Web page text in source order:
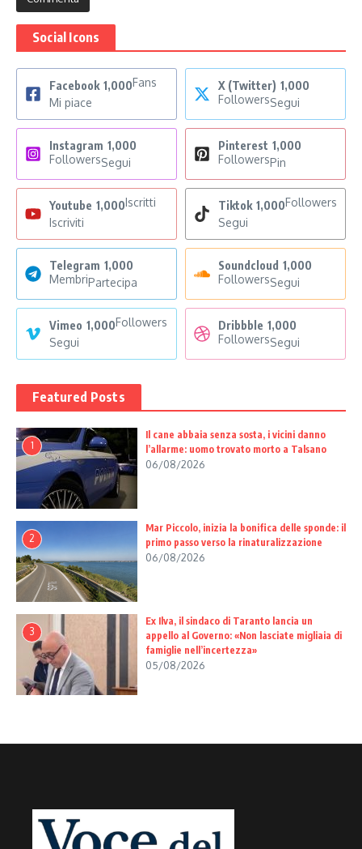
Social Icons
Facebook 1,000Fans
Mi piace
X (Twitter) 1,000
FollowersSegui
Instagram 1,000
FollowersSegui
Pinterest 1,000
FollowersPin
Youtube 1,000Iscritti
Iscriviti
Tiktok 1,000Followers
Segui
Telegram 1,000
MembriPartecipa
Soundcloud 1,000
FollowersSegui
Vimeo 1,000Followers
Segui
Dribbble 1,000
FollowersSegui
Featured Posts
1
Il cane abbaia senza sosta, i vicini danno
l’allarme: uomo trovato morto a Talsano
06/08/2026
2
Mar Piccolo, inizia la bonifica delle sponde: il
primo passo verso la rinaturalizzazione
06/08/2026
3
Ex Ilva, il sindaco di Taranto lancia un
appello al Governo: «Non lasciate migliaia di
famiglie nell’incertezza»
05/08/2026